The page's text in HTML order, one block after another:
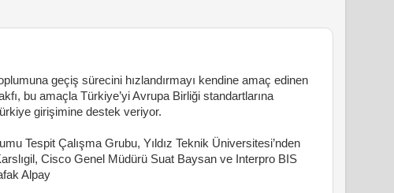
geçiş sürecini hızlandırmayı kendine amaç edinen
bu amaçla Türkiye’yi Avrupa Birliği standartlarına
girişimine destek veriyor.
Tespit Çalışma Grubu, Yıldız Teknik Üniversitesi’nden
Cisco Genel Müdürü Suat Baysan ve Interpro BIS
Alpay